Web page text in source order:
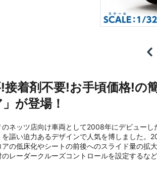
接着剤不要!お手頃価格!の
が登場！
ネッツ店向け車両として2008年にデビュー
を謳い迫力あるデザインで人気を博しました。
アの低床化やシートの前後へのスライド量の拡
レーダークルーズコントロールを設定するな